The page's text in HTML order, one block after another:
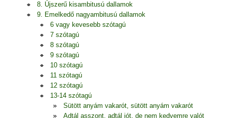
8. Újszerű kisambitusú dallamok
9. Emelkedő nagyambitusú dallamok
6 vagy kevesebb szótagú
7 szótagú
8 szótagú
9 szótagú
10 szótagú
11 szótagú
12 szótagú
13-14 szótagú
Sütött anyám vakarót, sütött anyám vakarót
Adtál asszont, adtál jót, de nem kedvemre valót